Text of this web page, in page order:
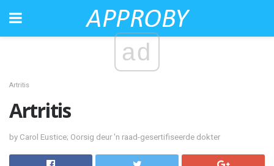
ad
Artritis
Artritis
by Carol Eustice; Oorsig deur 'n raad-gesertifiseerde dokter